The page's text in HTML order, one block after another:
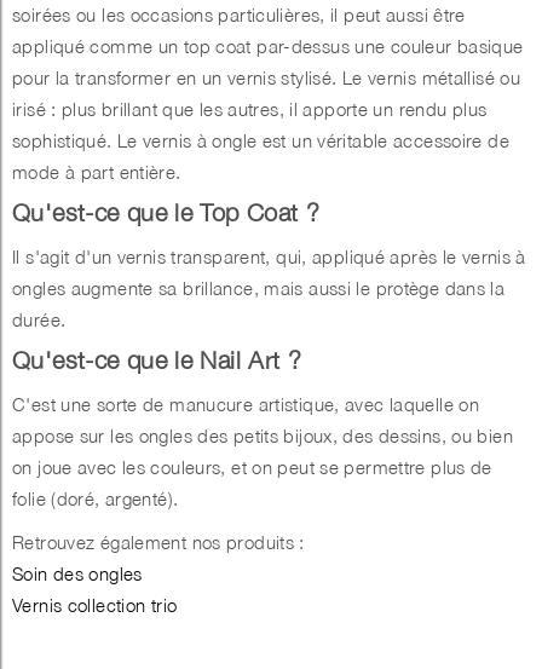
soirées ou les occasions particulières, il peut aussi être
appliqué comme un top coat par-dessus une couleur basique
pour la transformer en un vernis stylisé. Le vernis métallisé ou
irisé : plus brillant que les autres, il apporte un rendu plus
sophistiqué. Le vernis à ongle est un véritable accessoire de
mode à part entière.
Qu'est-ce que le Top Coat ?
Il s'agit d'un vernis transparent, qui, appliqué après le vernis à
ongles augmente sa brillance, mais aussi le protège dans la
durée.
Qu'est-ce que le Nail Art ?
C'est une sorte de manucure artistique, avec laquelle on
appose sur les ongles des petits bijoux, des dessins, ou bien
on joue avec les couleurs, et on peut se permettre plus de
folie (doré, argenté).
Retrouvez également nos produits :
Soin des ongles
Vernis collection trio